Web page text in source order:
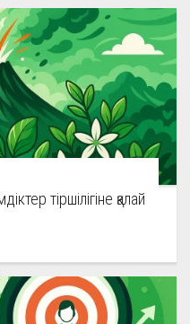
тіршілігіне қалай